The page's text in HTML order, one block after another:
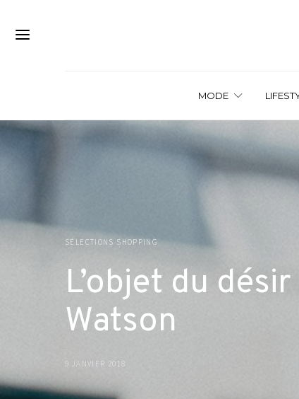
MODE
SÉLECTIONS SHOPPING
L’objet du
Watson
9 JANVIER 2018